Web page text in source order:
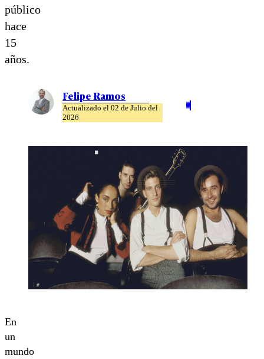
público
hace
15
años.
Felipe Ramos
Actualizado el 02 de Julio del
2026
En
un
mundo